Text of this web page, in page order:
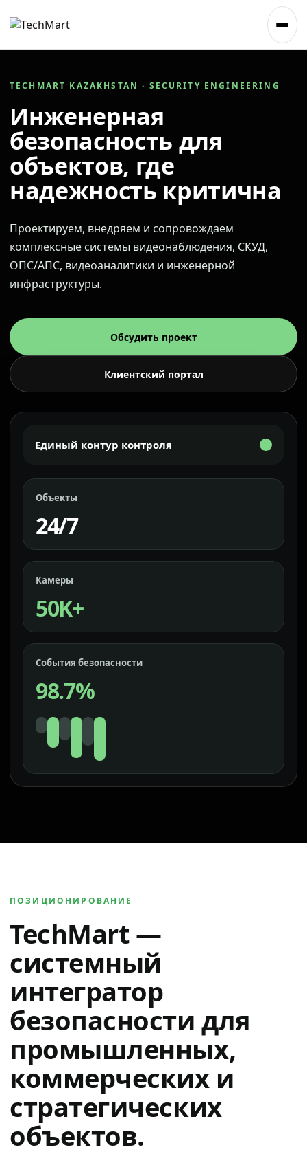
TECHMART KAZAKHSTAN · SECURITY ENGINEERING
Инженерная
безопасность для
объектов, где
надежность критична
Проектируем, внедряем и сопровождаем
комплексные системы видеонаблюдения, СКУД,
ОПС/АПС, видеоаналитики и инженерной
инфраструктуры.
Обсудить проект
Клиентский портал
Единый контур контроля
Объекты
24/7
Камеры
50K+
События безопасности
98.7%
ПОЗИЦИОНИРОВАНИЕ
TechMart —
системный
интегратор
безопасности для
промышленных,
коммерческих и
стратегических
объектов.